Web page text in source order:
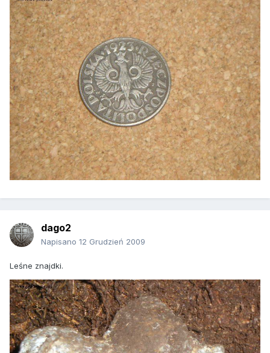
dago2
Napisano 12 Grudzień 2009
Leśne znajdki.